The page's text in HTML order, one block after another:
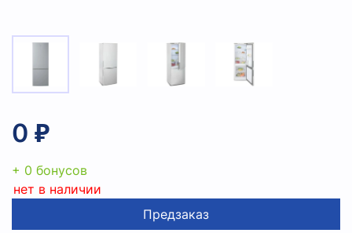
0 ₽
+ 0 бонусов
нет в наличии
Предзаказ